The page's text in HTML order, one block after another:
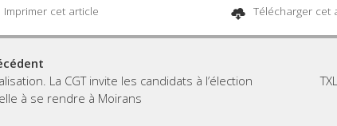
Imprimer cet article Télécharger cet
La CGT invite les candidats à l’élection
à se rendre à Moirans